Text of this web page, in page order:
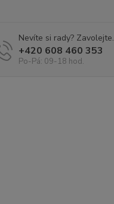
Nevíte si rady? Zavolejte.
+420 608 460 353
Po-Pá: 09-18 hod.